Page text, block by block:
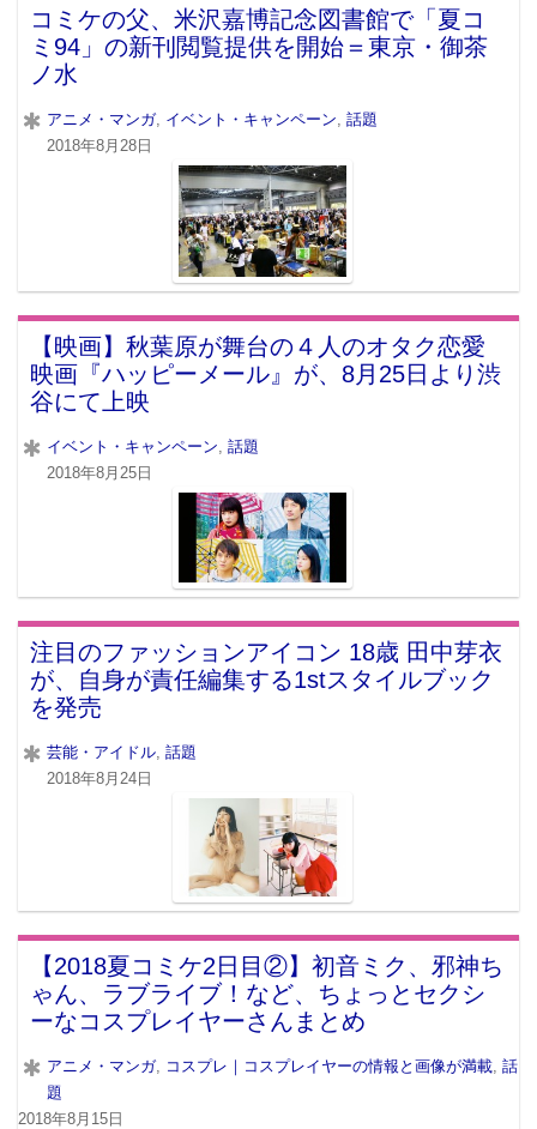
コミケの父、米沢嘉博記念図書館で「夏コ
ミ94」の新刊閲覧提供を開始＝東京・御茶
ノ水
アニメ・マンガ, イベント・キャンペーン 話題
2018年8月28日
【映画】秋葉原が舞台の４人のオタク恋愛
映画『ハッピーメール』が、8月25日より渋
谷にて上映
イベント・キャンペーン, 話題
2018年8月25日
注目のファッションアイコン 18歳 田中芽衣
が、自身が責任編集する1stスタイルブック
を発売
芸能・アイドル, 話題
2018年8月24日
【2018夏コミケ2日目②】初音ミク、邪神ち
ゃん、ラブライブ！など、ちょっとセクシ
ーなコスプレイヤーさんまとめ
アニメ・マンガ, コスプレ｜コスプレイヤーの情報と画像が満載 話
題
2018年8月15日